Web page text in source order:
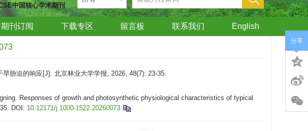
中国核心学术期刊
期刊订阅 下载专区 留言板 联系我们 English
胁迫的响应[J]. 北京林业大学学报, 2026, 48(7): 23-35.
Responses of growth and photosynthetic physiological characteristics of typical
DOI: 10.12171/j.1000-1522.20260073
分享